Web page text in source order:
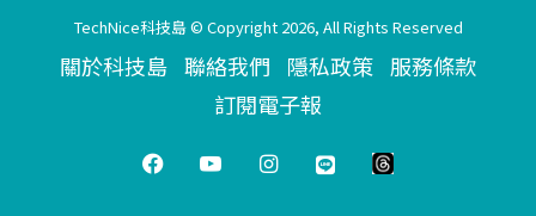
TechNice科技島 © Copyright 2026, All Rights Reserved
關於科技島 聯絡我們 隱私政策 服務條款
訂閱電子報